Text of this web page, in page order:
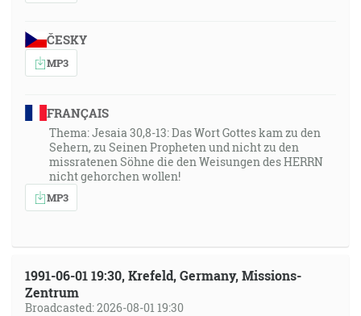
ČESKY
MP3
FRANÇAIS
Thema: Jesaia 30,8-13: Das Wort Gottes kam zu den
Sehern, zu Seinen Propheten und nicht zu den
missratenen Söhne die den Weisungen des HERRN
nicht gehorchen wollen!
MP3
1991-06-01 19:30, Krefeld, Germany, Missions-
Zentrum
Broadcasted: 2026-08-01 19:30